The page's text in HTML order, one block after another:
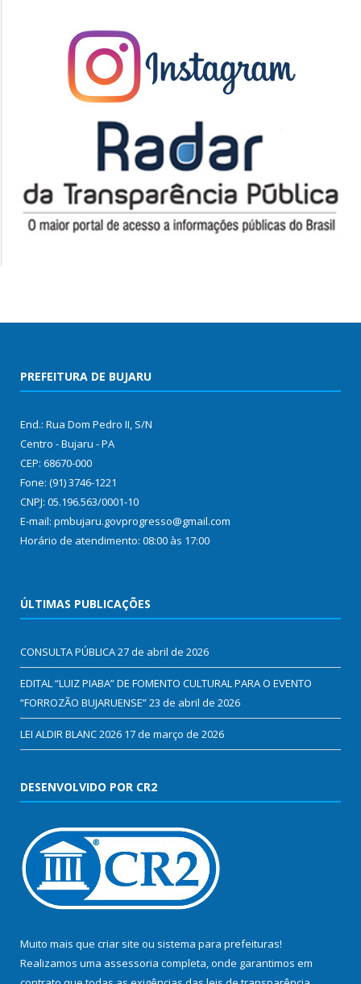
PREFEITURA DE BUJARU
End.: Rua Dom Pedro II, S/N
Centro - Bujaru - PA
CEP: 68670-000
Fone: (91) 3746-1221
CNPJ: 05.196.563/0001-10
E-mail: pmbujaru.govprogresso@gmail.com
Horário de atendimento: 08:00 às 17:00
ÚLTIMAS PUBLICAÇÕES
CONSULTA PÚBLICA27 de abril de 2026
EDITAL “LUIZ PIABA” DE FOMENTO CULTURAL PARA O EVENTO
“FORROZÃO BUJARUENSE”23 de abril de 2026
LEI ALDIR BLANC 2026 17 de março de 2026
DESENVOLVIDO POR CR2
Muito mais que criar site ou sistema para prefeituras!
Realizamos uma assessoria completa, onde garantimos em